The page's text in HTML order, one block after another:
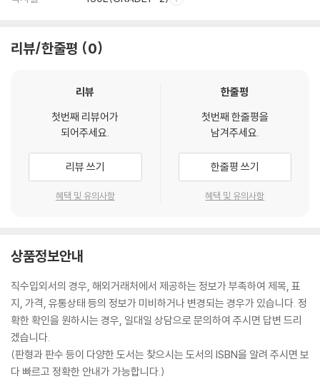
리뷰/한줄평 0
리뷰
첫번째 리뷰어가
되어주세요.
리뷰 쓰기
혜택 및 유의사항
한줄평
첫번째 한줄평을
남겨주세요.
한줄평 쓰기
혜택 및 유의사항
상품정보안내
직수입외서의 경우, 해외거래처에서 제공하는 정보가 부족하여 제목, 표
지, 가격, 유통상태 등의 정보가 미비하거나 변경되는 경우가 있습니다. 정
확한 확인을 원하시는 경우, 일대일 상담으로 문의하여 주시면 답변 드리
겠습니다.
(판형과 판수 등이 다양한 도서는 찾으시는 도서의 ISBN을 알려 주시면 보
다 빠르고 정확한 안내가 가능합니다.)